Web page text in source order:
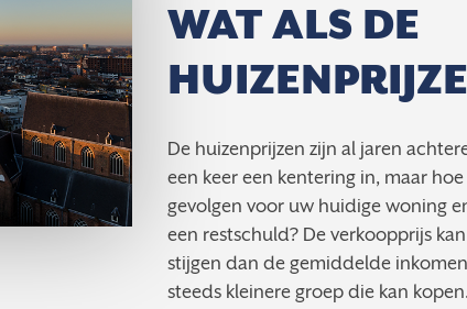
WAT ALS DE
De huizenprijzen zijn al jaren
een keer een kentering in, maar
gevolgen voor uw huidige woning
een restschuld? De verkoopprijs
stijgen dan de gemiddelde
steeds kleinere groep die kan